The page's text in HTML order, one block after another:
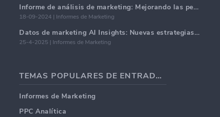
Informe de análisis de marketing: Mejorando las perspectivas comerciales
18-09-2024 | Informes de Marketing
Datos de marketing AI Insights: Nuevas estrategias comerciales para 2024
25-4-2025 | Informes de Marketing
TEMAS POPULARES DE ENTRADAS DE BLOG
Informes de Marketing
PPC Analítica